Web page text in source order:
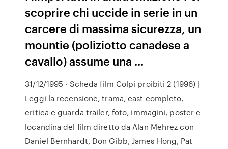
scoprire chi uccide in serie in un
carcere di massima sicurezza, un
mountie (poliziotto canadese a
cavallo) assume una …
31/12/1995 · Scheda film Colpi proibiti 2 (1996) |
Leggi la recensione, trama, cast completo,
critica e guarda trailer, foto, immagini, poster e
locandina del film diretto da Alan Mehrez con
Daniel Bernhardt, Don Gibb, James Hong, Pat